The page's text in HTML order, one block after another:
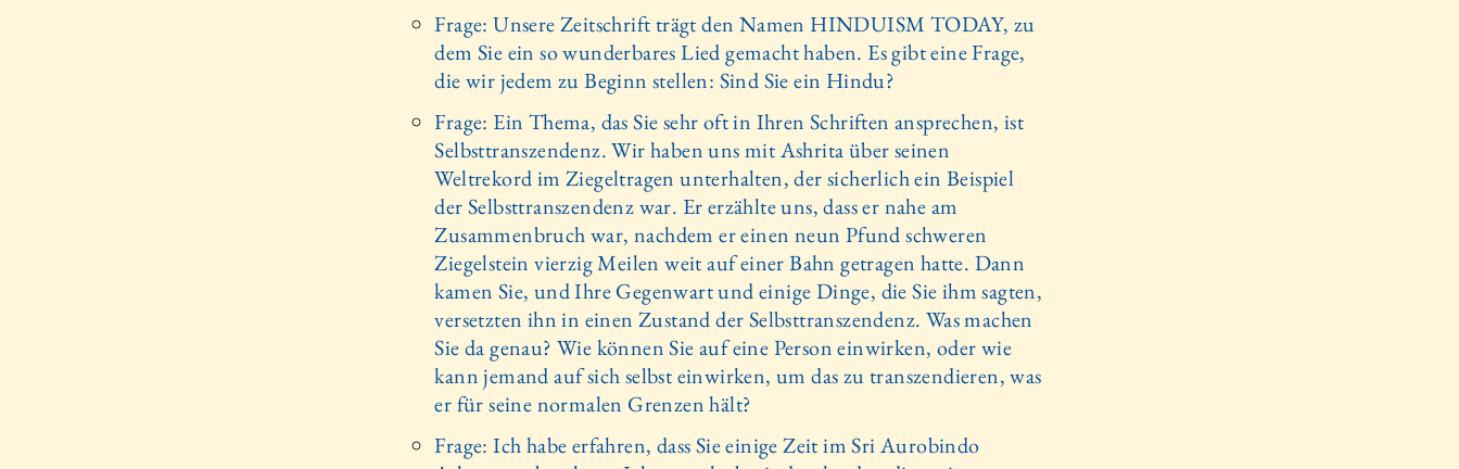
Frage: Unsere Zeitschrift trägt den Namen HINDUISM TODAY, zu
dem Sie ein so wunderbares Lied gemacht haben. Es gibt eine Frage,
die wir jedem zu Beginn stellen: Sind Sie ein Hindu?
Frage: Ein Thema, das Sie sehr oft in Ihren Schriften ansprechen, ist
Selbsttranszendenz. Wir haben uns mit Ashrita über seinen
Weltrekord im Ziegeltragen unterhalten, der sicherlich ein Beispiel
der Selbsttrans­zendenz war. Er erzählte uns, dass er nahe am
Zusammenbruch war, nachdem er einen neun Pfund schweren
Ziegelstein vierzig Meilen weit auf einer Bahn getragen hatte. Dann
kamen Sie, und Ihre Gegenwart und einige Dinge, die Sie ihm sagten,
versetzten ihn in einen Zustand der Selbsttranszendenz. Was machen
Sie da genau? Wie können Sie auf eine Person einwirken, oder wie
kann jemand auf sich selbst einwirken, um das zu transzendieren, was
er für seine normalen Grenzen hält?
Frage: Ich habe erfahren, dass Sie einige Zeit im Sri Auro­bindo